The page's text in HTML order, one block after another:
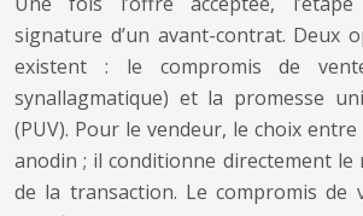
signature d’un avant-contrat. Deux
existent : le compromis de
synallagmatique) et la promesse
(PUV). Pour le vendeur, le choix entre
anodin ; il conditionne directement le
de la transaction. Le compromis de